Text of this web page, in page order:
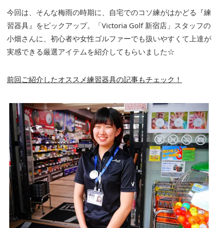
今回は、そんな梅雨の時期に、自宅でのコソ練がはかどる『練
習器具』をピックアップ。「Victoria Golf 新宿店」スタッフの
小畑さんに、初心者や女性ゴルファーでも扱いやすくて上達が
実感できる厳選アイテムを紹介してもらいました☆
前回ご紹介したオススメ練習器具の記事もチェック！